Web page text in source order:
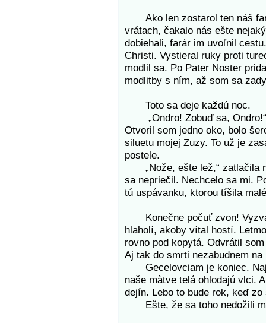
Ako len zostarol ten náš
vrátach, čakalo nás ešte
dobiehali, farár im uvoľnil
Christi. Vystieral ruky proti
modlil sa. Po Pater Noster
modlitby s ním, až som sa
Toto sa deje každú noc.
„Ondro! Zobuď sa, Ondro!“
Otvoril som jedno oko, bolo
siluetu mojej Zuzy. To už je
postele.
„Nože, ešte lež,“ zatlačila
sa nepriečil. Nechcelo sa mi.
tú uspávanku, ktorou tíšila
Konečne počuť zvon!
hlaholí, akoby vítal hostí.
rovno pod kopytá. Odvrátil
Aj tak do smrti nezabudnem
Gecelovciam je koniec.
naše màtve telá ohlodajú vlci.
dejín. Lebo to bude rok, keď
Ešte, že sa toho nedožili